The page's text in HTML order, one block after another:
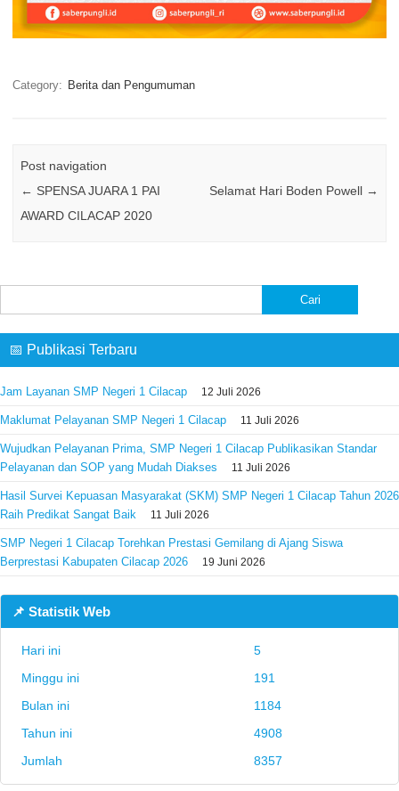
Category: Berita dan Pengumuman
Post navigation
← SPENSA JUARA 1 PAI
AWARD CILACAP 2020
Selamat Hari Boden Powell →
untuk:
📅 Publikasi Terbaru
Jam Layanan SMP Negeri 1 Cilacap 12 Juli 2026
Maklumat Pelayanan SMP Negeri 1 Cilacap 11 Juli 2026
Wujudkan Pelayanan Prima, SMP Negeri 1 Cilacap Publikasikan Standar
Pelayanan dan SOP yang Mudah Diakses
11 Juli 2026
Hasil Survei Kepuasan Masyarakat (SKM) SMP Negeri 1 Cilacap Tahun 2026
Raih Predikat Sangat Baik
11 Juli 2026
SMP Negeri 1 Cilacap Torehkan Prestasi Gemilang di Ajang Siswa
Berprestasi Kabupaten Cilacap 2026
19 Juni 2026
📌 Statistik Web
Hari ini
5
Minggu ini
191
Bulan ini
1184
Tahun ini
4908
Jumlah
8357